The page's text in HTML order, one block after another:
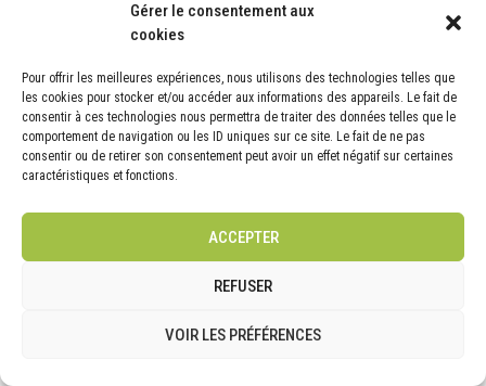
Gérer le consentement aux
cookies
Pour offrir les meilleures expériences, nous utilisons des technologies telles que
les cookies pour stocker et/ou accéder aux informations des appareils. Le fait de
consentir à ces technologies nous permettra de traiter des données telles que le
comportement de navigation ou les ID uniques sur ce site. Le fait de ne pas
consentir ou de retirer son consentement peut avoir un effet négatif sur certaines
caractéristiques et fonctions.
ACCEPTER
REFUSER
VOIR LES PRÉFÉRENCES
04
ACTUALITÉ